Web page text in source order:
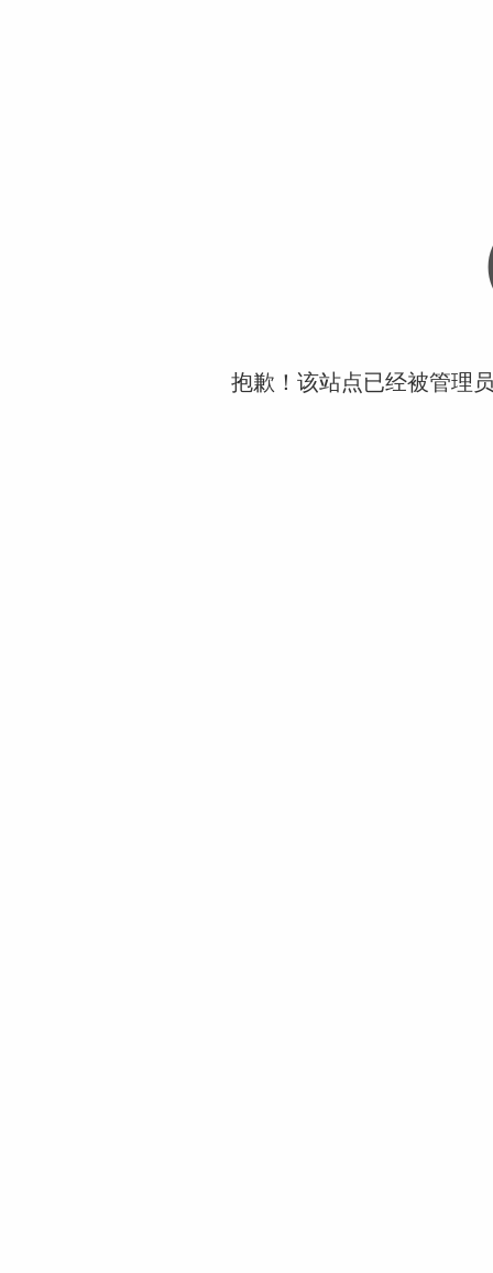
抱歉！该站点已经被管理